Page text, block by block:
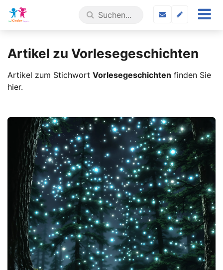
Artikel zu Vorlesegeschichten
Artikel zum Stichwort Vorlesegeschichten finden Sie
hier.